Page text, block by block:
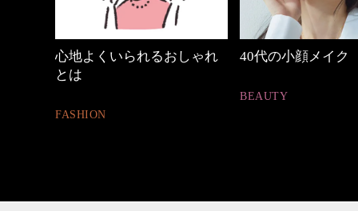
心地よくいられるおしゃれ
とは
FASHION
40代の小顔メイク
BEAUTY